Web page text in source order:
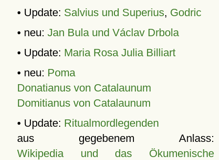
• Update: Salvius und Superius, Godric
• neu: Jan Bula und Václav Drbola
• Update: Maria Rosa Julia Billiart
• neu: Poma
Donatianus von Catalaunum
Domitianus von Catalaunum
• Update: Ritualmordlegenden
aus gegebenem Anlass:
Wikipedia und das Ökumenische